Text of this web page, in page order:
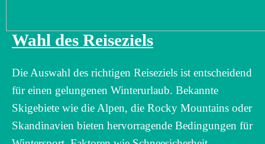
Wahl des Reiseziels
Die Auswahl des richtigen Reiseziels ist entscheidend
für einen gelungenen Winterurlaub. Bekannte
Skigebiete wie die Alpen, die Rocky Mountains oder
Skandinavien bieten hervorragende Bedingungen für